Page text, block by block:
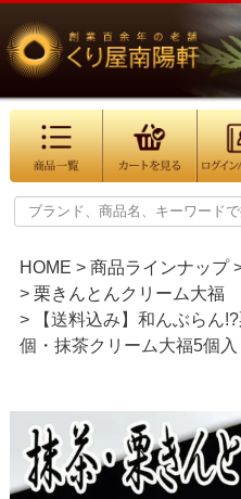
HOME 商品ラインナップ
栗きんとんクリーム大福
【送料込み】和んぶらん
個・抹茶クリーム大福5個